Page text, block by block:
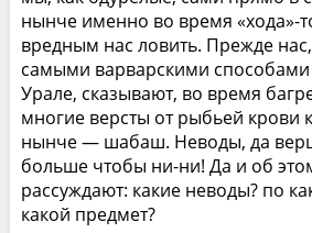
нынче именно во время «хода»-
вредным нас ловить. Прежде
самыми варварскими
Урале, сказывают, во время
многие версты от рыбьей крови
нынче — шабаш. Неводы, да
больше чтобы ни-ни! Да и об
рассуждают: какие неводы? по
какой предмет?